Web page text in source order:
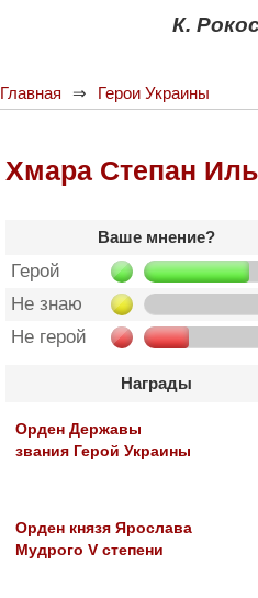
К.
Главная Герои Украины
Хмара Степан
Ваше мнение?
Герой
Не знаю
Не герой
Награды
Орден Державы
звания Герой Украины
Орден князя Ярослава
Мудрого V степени